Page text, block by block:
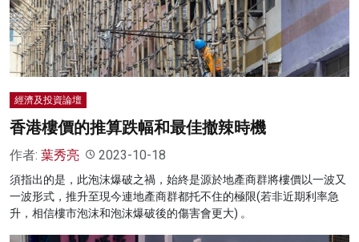
經濟及投資論壇
香港樓價的推算跌幅和最佳撤辣時機
作者: 葉秀亮 2023-10-18
須指出的是，此泡沫爆破之禍，始終是源於地產商群將樓價以一波又
一波形式，推升至現今連地產商群都托不住的極限(若非近期利率急
升，相信樓市泡沫和泡沫爆破後的傷害會更大) 。